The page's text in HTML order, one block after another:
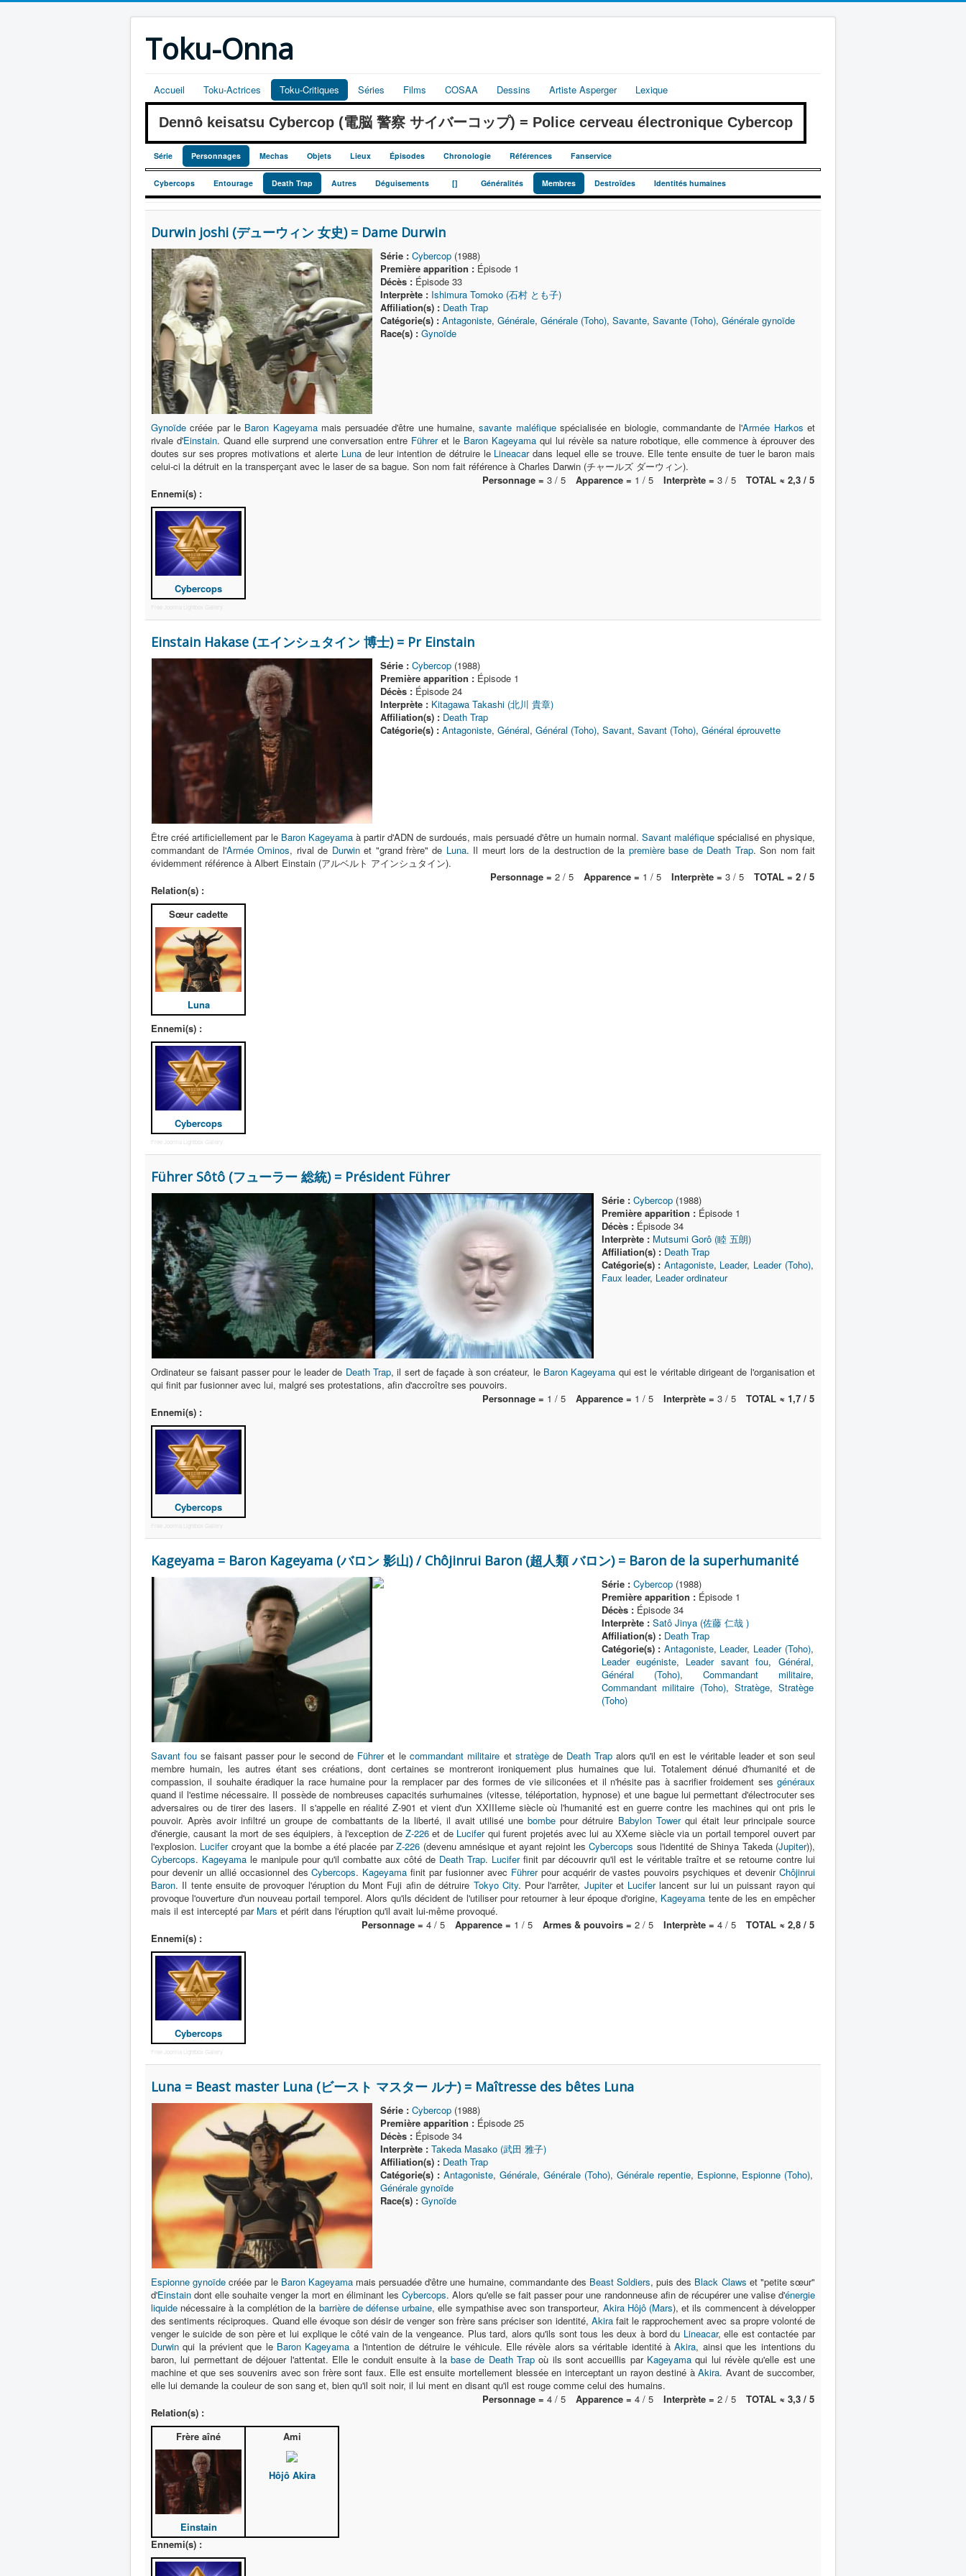
Toku-Onna
Accueil Toku-Actrices Toku-Critiques Séries Films COSAA Dessins Artiste Asperger Lexique
Dennô keisatsu Cybercop (電脳 警察 サイバーコップ) = Police cerveau électronique Cybercop
Série Personnages Mechas Objets Lieux Épisodes Chronologie Références Fanservice
Cybercops Entourage Death Trap Autres Déguisements [] Généralités Membres Destroïdes Identités humaines
Durwin joshi (デューウィン 女史) = Dame Durwin
Série : Cybercop (1988)
Première apparition : Épisode 1
Décès : Épisode 33
Interprète : Ishimura Tomoko (石村 とも子)
Affiliation(s) : Death Trap
Catégorie(s) : Antagoniste,Générale,Générale (Toho),Savante,Savante (Toho),Générale gynoïde
Race(s) : Gynoïde
Gynoïde créée par le Baron Kageyamamais persuadée d'être une humaine,savante maléfiquespécialisée en biologie, commandante de l'Armée Harkos et
rivale d'Einstain. Quand elle surprend une conversation entre Führeret le Baron Kageyama qui lui révèle sa nature robotique, elle commence à éprouver des
doutes sur ses propres motivations et alerte Lunade leur intention de détruire le Lineacardans lequel elle se trouve. Elle tente ensuite de tuer le baron mais
celui-ci la détruit en la transperçant avec le laser de sa bague. Son nom fait référence à Charles Darwin (チャールズ ダーウィン).
Personnage = 3 / 5 Apparence = 1 / 5 Interprète = 3 / 5
TOTAL ≈ 2,3 / 5
Ennemi(s) :
Cybercops
Einstain Hakase (エインシュタイン 博士) = Pr Einstain
Série : Cybercop (1988)
Première apparition : Épisode 1
Décès : Épisode 24
Interprète : Kitagawa Takashi (北川 貴章)
Affiliation(s) : Death Trap
Catégorie(s) : Antagoniste,Général,Général (Toho),Savant,Savant (Toho),Général éprouvette
Être créé artificiellement par le Baron Kageyama à partir d'ADN de surdoués, mais persuadé d'être un humain normal. Savant maléfique spécialisé en physique,
commandant de l'Armée Ominos, rival de Durwinet "grand frère" de Luna. Il meurt lors de la destruction de la première base de Death Trap. Son nom fait
évidemment référence à Albert Einstain (アルベルト アインシュタイン).
Personnage = 2 / 5 Apparence = 1 / 5 Interprète = 3 / 5
TOTAL = 2 / 5
Relation(s) :
Sœur cadette
Luna
Ennemi(s) :
Cybercops
Free Joomla Lightbox Gallery
Führer Sôtô (フューラー 総統) = Président Führer
Série : Cybercop(1988)
Première apparition :Épisode 1
Décès :Épisode 34
Interprète : Mutsumi Gorô (睦 五朗)
Affiliation(s) : Death Trap
Catégorie(s) : Antagoniste, Leader, Leader (Toho),
Faux leader, Leader ordinateur
Ordinateur se faisant passer pour le leader de Death Trap, il sert de façade à son créateur, le Baron Kageyama qui est le véritable dirigeant de l'organisation et
qui finit par fusionner avec lui, malgré ses protestations, afin d'accroître ses pouvoirs.
Personnage = 1 / 5 Apparence = 1 / 5 Interprète = 3 / 5
TOTAL ≈ 1,7 / 5
Ennemi(s) :
Cybercops
Kageyama = Baron Kageyama (バロン 影山) / Chôjinrui Baron (超人類 バロン) = Baron de la superhumanité
Série : Cybercop(1988)
Première apparition :Épisode 1
Décès :Épisode 34
Interprète : Satô Jinya (佐藤 仁哉 )
Affiliation(s) : Death Trap
Catégorie(s) : Antagoniste, Leader, Leader (Toho),
Leader eugéniste, Leader savant fou, Général,
Général (Toho), Commandant militaire,
Commandant militaire (Toho), Stratège, Stratège
(Toho)
Savant fou se faisant passer pour le second de Führeret lecommandant militaire et stratègede Death Trapalors qu'il en est le véritable leader et son seul
membre humain, les autres étant ses créations, dont certaines se montreront ironiquement plus humaines que lui. Totalement dénué d'humanité et de
compassion, il souhaite éradiquer la race humaine pour la remplacer par des formes de vie siliconées et il n'hésite pas à sacrifier froidement ses généraux
quand il l'estime nécessaire. Il possède de nombreuses capacités surhumaines (vitesse, téléportation, hypnose) et une bague lui permettant d'électrocuter ses
adversaires ou de tirer des lasers. Il s'appelle en réalité Z-901 et vient d'un XXIIIeme siècle où l'humanité est en guerre contre les machines qui ont pris le
pouvoir. Après avoir infiltré un groupe de combattants de la liberté, il avait utilisé unebombe pour détruire Babylon Towerqui était leur principale source
d'énergie, causant la mort de ses équipiers, à l'exception deZ-226 et de Luciferqui furent projetés avec lui au XXeme siècle via un portail temporel ouvert par
l'explosion. Lucifercroyant que la bombe a été placée parZ-226 (devenu amnésique et ayant rejoint lesCybercops sous l'identité de Shinya Takeda (Jupiter)),
Cybercops. Kageyama le manipule pour qu'il combatte aux côté de Death Trap. Luciferfinit par découvrir qu'il est le véritable traître et se retourne contre lui
pour devenir un allié occasionnel desCybercops. Kageyama finit par fusionner avec Führerpour acquérir de vastes pouvoirs psychiques et devenirChôjinrui
Baron. Il tente ensuite de provoquer l'éruption du Mont Fuji afin de détruire Tokyo City. Pour l'arrêter, Jupiteret Luciferlancent sur lui un puissant rayon qui
provoque l'ouverture d'un nouveau portail temporel. Alors qu'ils décident de l'utiliser pour retourner à leur époque d'origine, Kageyama tente de les en empêcher
mais il est intercepté par Mars et périt dans l'éruption qu'il avait lui-même provoqué.
Personnage = 4 / 5 Apparence = 1 / 5 Armes & pouvoirs = 2 / 5 Interprète = 4 / 5
TOTAL ≈ 2,8 / 5
Ennemi(s) :
Cybercops
Free Joomla Lightbox Gallery
Luna = Beast master Luna (ビースト マスター ルナ) = Maîtresse des bêtes Luna
Série : Cybercop (1988)
Première apparition : Épisode 25
Décès : Épisode 34
Interprète : Takeda Masako (武田 雅子)
Affiliation(s) : Death Trap
Catégorie(s) : Antagoniste,Générale, Générale (Toho), Générale repentie, Espionne, Espionne (Toho),
Générale gynoïde
Race(s) : Gynoïde
Espionne gynoïde créée par le Baron Kageyamamais persuadée d'être une humaine, commandante des Beast Soldiers, puis des Black Claws et "petite sœur"
d'Einstain dont elle souhaite venger la mort en éliminant les Cybercops. Alors qu'elle se fait passer pour une randonneuse afin de récupérer une valise d'énergie
liquide nécessaire à la complétion de la barrière de défense urbaine, elle sympathise avec son transporteur, Akira Hôjô (Mars), et ils commencent à développer
des sentiments réciproques. Quand elle évoque son désir de venger son frère sans préciser son identité, Akirafait le rapprochement avec sa propre volonté de
venger le suicide de son père et lui explique le côté vain de la vengeance. Plus tard, alors qu'ils sont tous les deux à bord du Lineacar, elle est contactée par
Durwin qui la prévient que le Baron Kageyama a l'intention de détruire le véhicule. Elle révèle alors sa véritable identité àAkira, ainsi que les intentions du
baron, lui permettant de déjouer l'attentat. Elle le conduit ensuite à la base de Death Trap où ils sont accueillis par Kageyama qui lui révèle qu'elle est une
machine et que ses souvenirs avec son frère sont faux. Elle est ensuite mortellement blessée en interceptant un rayon destiné àAkira. Avant de succomber,
elle lui demande la couleur de son sang et, bien qu'il soit noir, il lui ment en disant qu'il est rouge comme celui des humains.
Personnage = 4 / 5 Apparence = 4 / 5 Interprète = 2 / 5
TOTAL ≈ 3,3 / 5
Relation(s) :
Frère aîné
Einstain
Ami
Hôjô Akira
Ennemi(s) :